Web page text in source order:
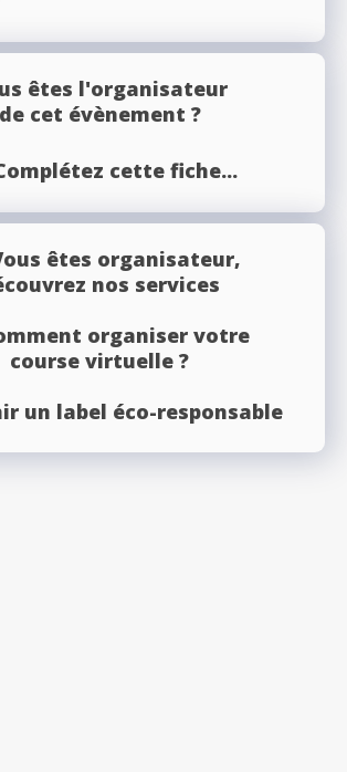
êtes l'organisateur
de cet évènement ?
cette fiche...
êtes organisateur,
nos services
organiser votre
course virtuelle ?
un label éco-responsable